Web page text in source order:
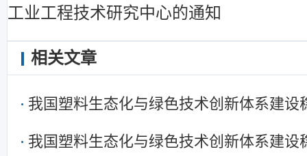
工业工程技术研究中心的通知
相关文章
我国塑料生态化与绿色技术创新体系建设
我国塑料生态化与绿色技术创新体系建设